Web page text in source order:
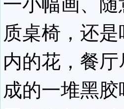
质桌椅，还
内的花，餐
成的一堆黑